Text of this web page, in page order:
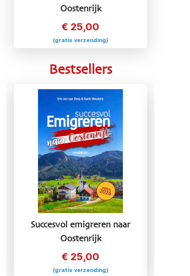
Oostenrijk
€ 25,00
(gratis verzending)
Bestsellers
Succesvol emigreren naar
Oostenrijk
€ 25,00
(gratis verzending)